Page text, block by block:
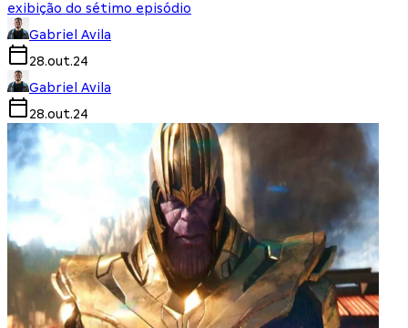
exibição do sétimo episódio
Gabriel Avila
28.out.24
Gabriel Avila
28.out.24